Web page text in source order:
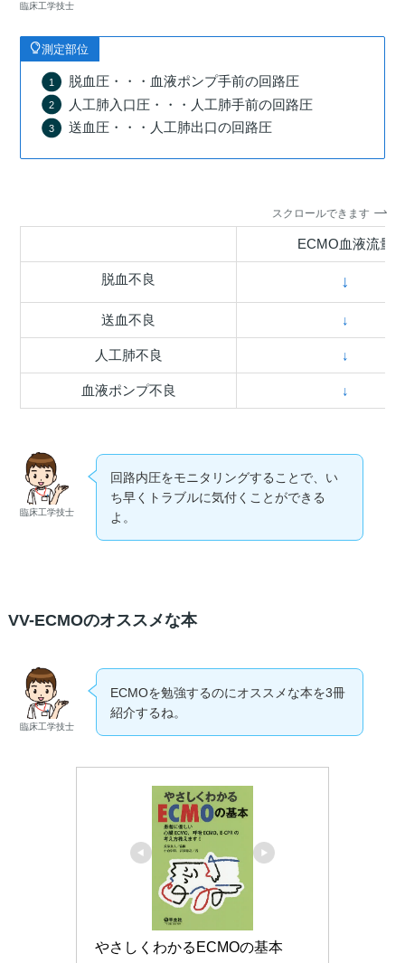
臨床工学技士
測定部位
脱血圧・・・血液ポンプ手前の回路圧
人工肺入口圧・・・人工肺手前の回路圧
送血圧・・・人工肺出口の回路圧
スクロールできます
ECMO血液流量
脱血不良 ↓
送血不良 ↓
人工肺不良 ↓
血液ポンプ不良 ↓
臨床工学技士
回路内圧をモニタリングすることで、い
ち早くトラブルに気付くことができる
よ。
VV-ECMOのオススメな本
臨床工学技士
ECMOを勉強するのにオススメな本を3冊
紹介するね。
やさしくわかるECMOの基本